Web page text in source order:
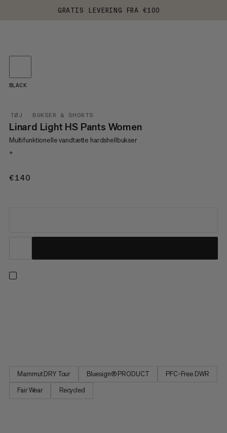
GRATIS LEVERING FRA €100
TØJ BUKSER & SHORTS
Linard Light HS Pants Women
Multifunktionelle vandtætte hardshellbukser
+
€140
BLACK
Mammut DRY Tour Bluesign® PRODUCT
PFC-Free DWR
Fair Wear
Recycled